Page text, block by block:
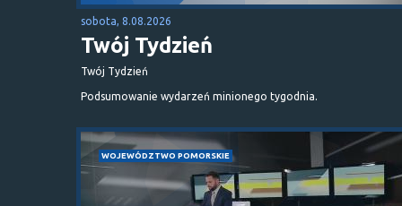
sobota, 8.08.2026
Twój Tydzień
Twój Tydzień
Podsumowanie wydarzeń minionego tygodnia.
WOJEWÓDZTWO POMORSKIE